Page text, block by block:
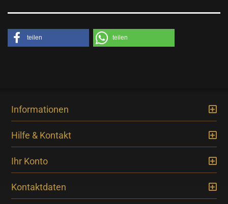
teilen teilen
Informationen
Hilfe & Kontakt
Ihr Konto
Kontaktdaten